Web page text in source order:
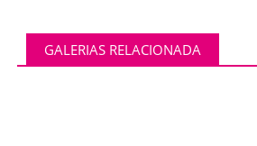
GALERIAS RELACIONADA